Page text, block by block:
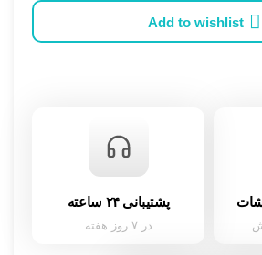
Add to wishlist
پشتیبانی ۲۴ ساعته
در ۷ روز هفته